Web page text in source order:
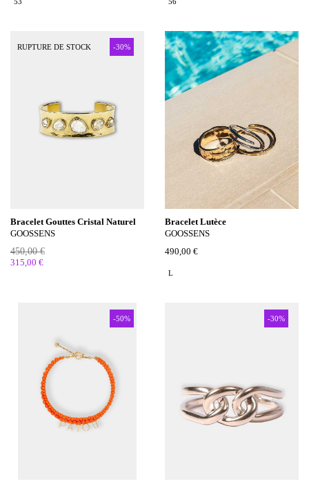
-30%
RUPTURE DE STOCK
Bracelet Gouttes Cristal Naturel
GOOSSENS
450,00 €
315,00 €
Bracelet Lutèce
GOOSSENS
490,00 €
L
-50% -30%